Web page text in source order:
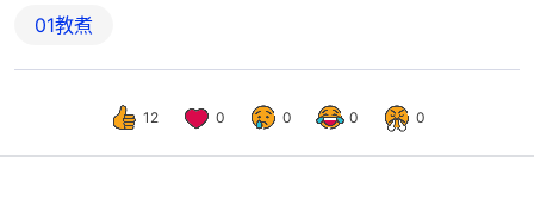
01教煮
12 0 0 0 0